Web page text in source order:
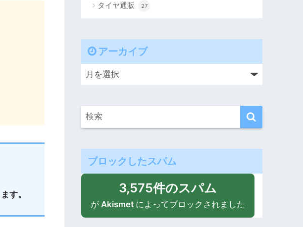
す。
タイヤ通販 27
アーカイブ
ブロックしたスパム
3,575件のスパム
が Akismet によってブロックされました